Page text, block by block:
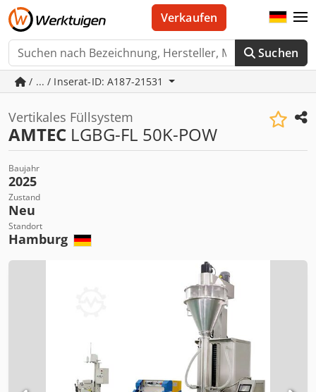
Suchen
Verkaufen
/ ... / Inserat-ID: A187-21531
Vertikales Füllsystem
AMTEC LGBG-FL 50K-POW
Baujahr
2025
Zustand
Neu
Standort
Hamburg